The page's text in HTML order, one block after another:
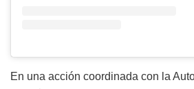
En una acción coordinada con la